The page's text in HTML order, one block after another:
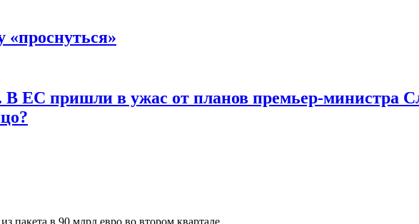
В ЕС пришли в ужас от планов премьер-министра
пакета в 90 млрд евро во втором квартале